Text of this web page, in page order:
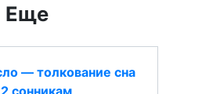
Еще
— толкование сна
сонникам